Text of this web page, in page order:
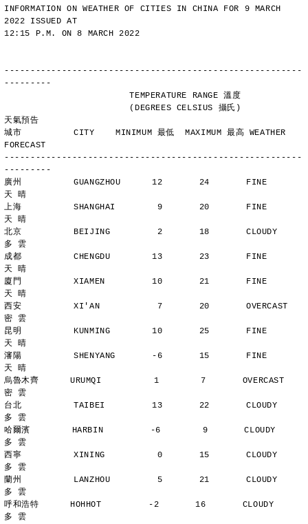
INFORMATION ON WEATHER OF CITIES IN CHINA FOR 9 MARCH
2022 ISSUED AT
12:15 P.M. ON 8 MARCH 2022
---------------------------------------------------------
---------
                        TEMPERATURE RANGE 溫度
天氣預告
城市          CITY    MINIMUM 最低  MAXIMUM 最高 WEATHER
FORECAST
---------------------------------------------------------
---------
廣州          GUANGZHOU      12       24       FINE
天 晴
上海          SHANGHAI        9       20       FINE
天 晴
北京          BEIJING         2       18       CLOUDY
多 雲
成都          CHENGDU        13       23       FINE
天 晴
廈門          XIAMEN         10       21       FINE
天 晴
西安          XI'AN           7       20       OVERCAST
密 雲
昆明          KUNMING        10       25       FINE
天 晴
瀋陽          SHENYANG       -6       15       FINE
天 晴
烏魯木齊      URUMQI          1        7       OVERCAST
密 雲
台北          TAIBEI         13       22       CLOUDY
多 雲
哈爾濱        HARBIN         -6        9       CLOUDY
多 雲
西寧          XINING          0       15       CLOUDY
多 雲
蘭州          LANZHOU         5       21       CLOUDY
多 雲
呼和浩特      HOHHOT         -2       16       CLOUDY
多 雲